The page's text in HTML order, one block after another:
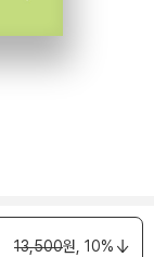
13,500원, 10%